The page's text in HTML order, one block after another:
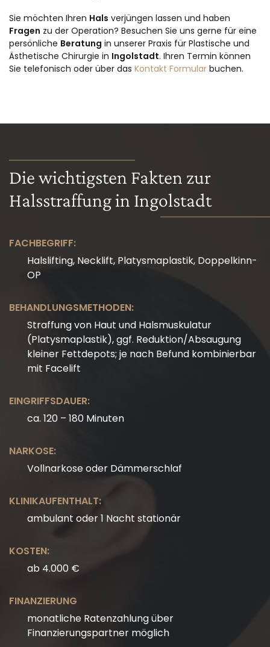
Sie möchten Ihren Hals verjüngen lassen und haben
Fragen zu der Operation? Besuchen Sie uns gerne für eine
persönliche Beratung in unserer Praxis für Plastische und
Ästhetische Chirurgie in Ingolstadt. Ihren Termin können
Sie telefonisch oder über das Kontakt Formular buchen.
Die wichtigsten Fakten zur
Halsstraffung in Ingolstadt
FACHBEGRIFF:
Halslifting, Necklift, Platysmaplastik, Doppelkinn-
OP
BEHANDLUNGSMETHODEN:
Straffung von Haut und Halsmuskulatur
(Platysmaplastik), ggf. Reduktion/Absaugung
kleiner Fettdepots; je nach Befund kombinierbar
mit Facelift
EINGRIFFSDAUER:
ca. 120 – 180 Minuten
NARKOSE:
Vollnarkose oder Dämmerschlaf
KLINIKAUFENTHALT:
ambulant oder 1 Nacht stationär
KOSTEN:
ab 4.000 €
FINANZIERUNG
monatliche Ratenzahlung über
Finanzierungspartner möglich